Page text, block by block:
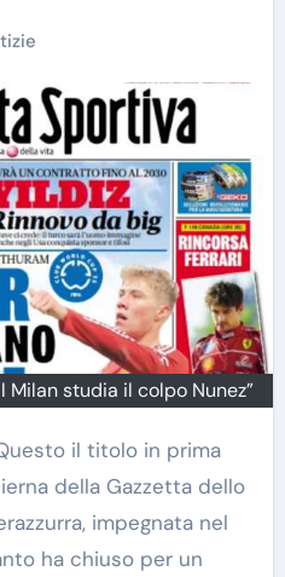
Milan studia il colpo Nunez”
il titolo in prima
della Gazzetta dello
impegnata nel
ha chiuso per un